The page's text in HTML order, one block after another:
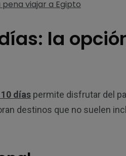
la
días permite disfrutar del
destinos que no suelen